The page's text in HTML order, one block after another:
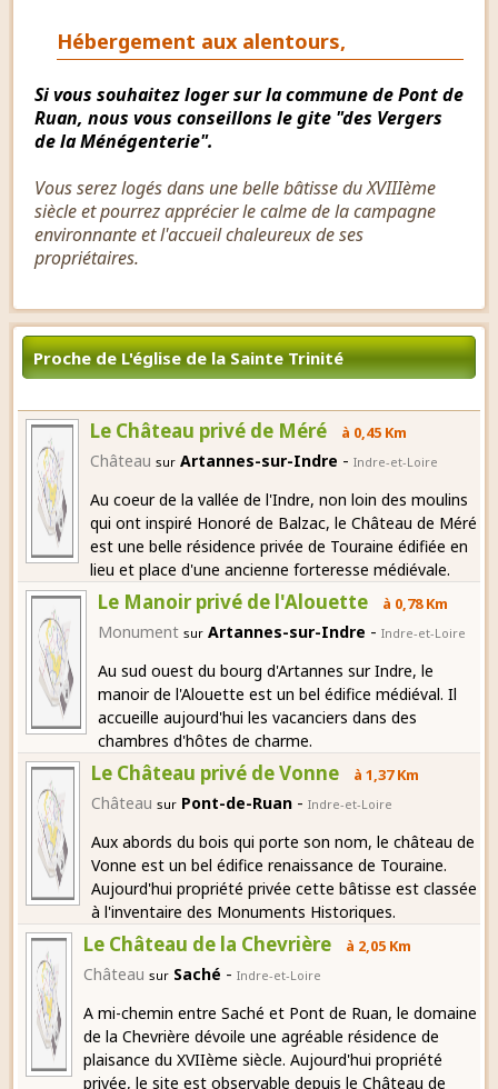
Hébergement aux alentours,
Si vous souhaitez loger sur la commune de Pont de
Ruan, nous vous conseillons le gite "des Vergers
de la Ménégenterie".
Vous serez logés dans une belle bâtisse du XVIIIème
siècle et pourrez apprécier le calme de la campagne
environnante et l'accueil chaleureux de ses
propriétaires.
Proche de L'église de la Sainte Trinité
Le Château privé de Méré à 0,45 Km
Château sur Artannes-sur-Indre - Indre-et-Loire
Au coeur de la vallée de l'Indre, non loin des moulins
qui ont inspiré Honoré de Balzac, le Château de Méré
est une belle résidence privée de Touraine édifiée en
lieu et place d'une ancienne forteresse médiévale.
Le Manoir privé de l'Alouette à 0,78 Km
Monument sur Artannes-sur-Indre - Indre-et-Loire
Au sud ouest du bourg d'Artannes sur Indre, le
manoir de l'Alouette est un bel édifice médiéval. Il
accueille aujourd'hui les vacanciers dans des
chambres d'hôtes de charme.
Le Château privé de Vonne à 1,37 Km
Château sur Pont-de-Ruan -Indre-et-Loire
Aux abords du bois qui porte son nom, le château de
Vonne est un bel édifice renaissance de Touraine.
Aujourd'hui propriété privée cette bâtisse est classée
à l'inventaire des Monuments Historiques.
Le Château de la Chevrière à 2,05 Km
Château sur Saché -Indre-et-Loire
A mi-chemin entre Saché et Pont de Ruan, le domaine
de la Chevrière dévoile une agréable résidence de
plaisance du XVIIème siècle. Aujourd'hui propriété
privée, le site est observable depuis le Château de